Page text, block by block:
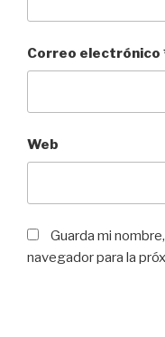
Correo electrónico
Web
Guarda mi
navegador para la